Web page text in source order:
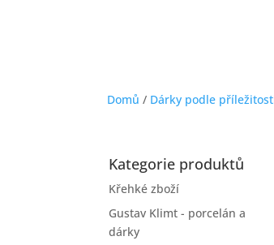
Domů / Dárky podle
Kategorie produktů
Křehké zboží
Gustav Klimt - porcelán a
dárky